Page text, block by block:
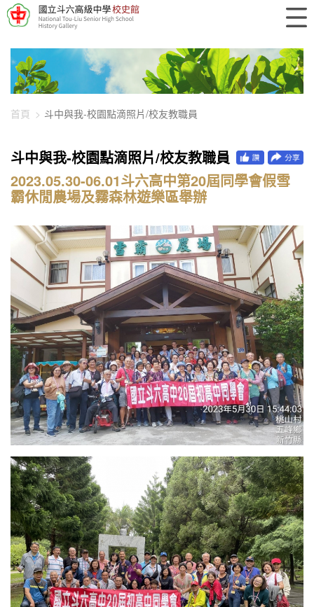
448-2927
首頁 斗中與我-校園點滴照片/校友教職員
斗中與我-校園點滴照片/校友教職員
2023.05.30-06.01斗六高中第20屆同學會假雪
霸休閒農場及霧森林遊樂區舉辦